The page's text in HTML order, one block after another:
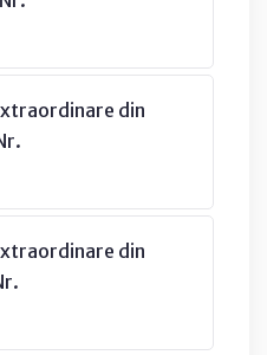
din
din